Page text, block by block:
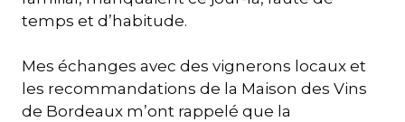
temps et d’habitude.
Mes échanges avec des vignerons locaux et
les recommandations de la Maison des Vins
de Bordeaux m’ont rappelé que la